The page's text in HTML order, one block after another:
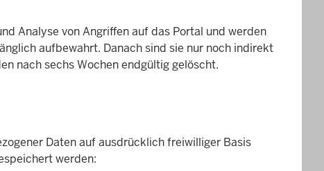
Analyse von Angriffen auf das Portal und werden
aufbewahrt. Danach sind sie nur noch indirekt
nach sechs Wochen endgültig gelöscht.
Daten auf ausdrücklich freiwilliger Basis
werden: